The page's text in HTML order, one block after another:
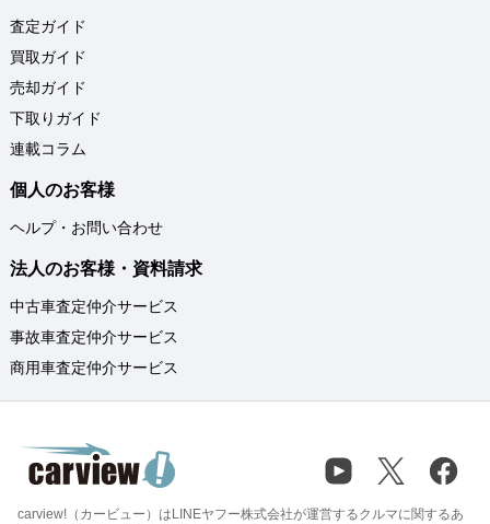
査定ガイド
買取ガイド
売却ガイド
下取りガイド
連載コラム
個人のお客様
ヘルプ・お問い合わせ
法人のお客様・資料請求
中古車査定仲介サービス
事故車査定仲介サービス
商用車査定仲介サービス
carview!（カービュー）はLINEヤフー株式会社が運営するクルマに関するあ